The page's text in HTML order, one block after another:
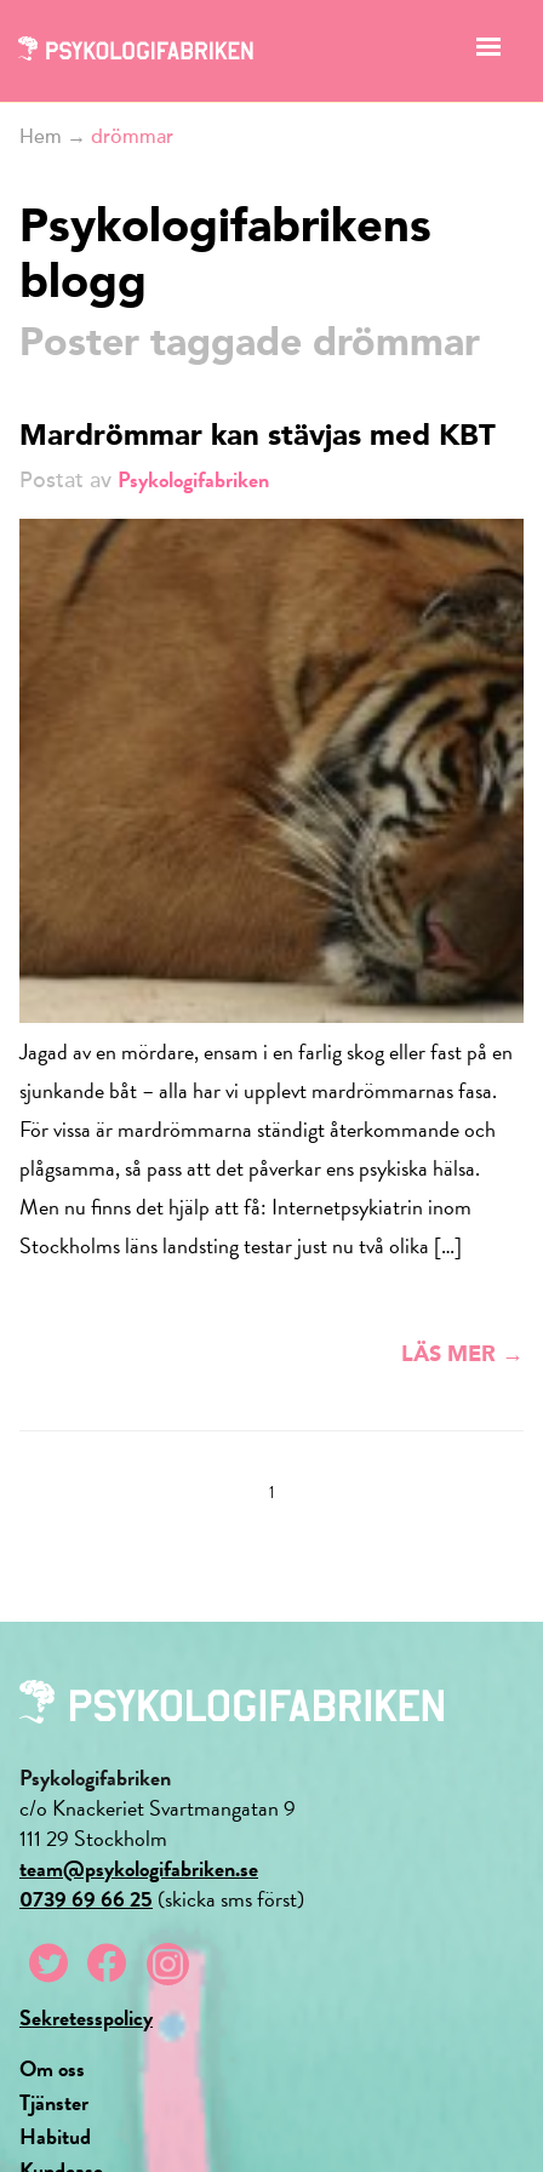
Hem → drömmar
Psykologifabrikens
blogg
Poster taggade drömmar
Mardrömmar kan stävjas med KBT
Postat av Psykologifabriken
Jagad av en mördare, ensam i en farlig skog eller fast på en
sjunkande båt – alla har vi upplevt mardrömmarnas fasa.
För vissa är mardrömmarna ständigt återkommande och
plågsamma, så pass att det påverkar ens psykiska hälsa.
Men nu finns det hjälp att få: Internetpsykiatrin inom
Stockholms läns landsting testar just nu två olika […]
LÄS MER →
1
Psykologifabriken
c/o Knackeriet Svartmangatan 9
111 29 Stockholm
team@psykologifabriken.se
0739 69 66 25 (skicka sms först)
Sekretesspolicy
Om oss
Tjänster
Habitud